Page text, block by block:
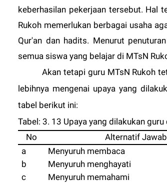
keberhasilan pekerjaan tersebut. Hal
Rukoh memerlukan berbagai usaha
Qur'an dan hadits. Menurut
semua siswa yang belajar di MTsN
Akan tetapi guru MTsN Rukoh
lebihnya mengenai upaya yang
tabel berikut ini:
Tabel: 3. 13 Upaya yang dilakukan
No
Alternatif
a
b
c
Menyuruh membaca
Menyuruh menghayati
Menyuruh memahami